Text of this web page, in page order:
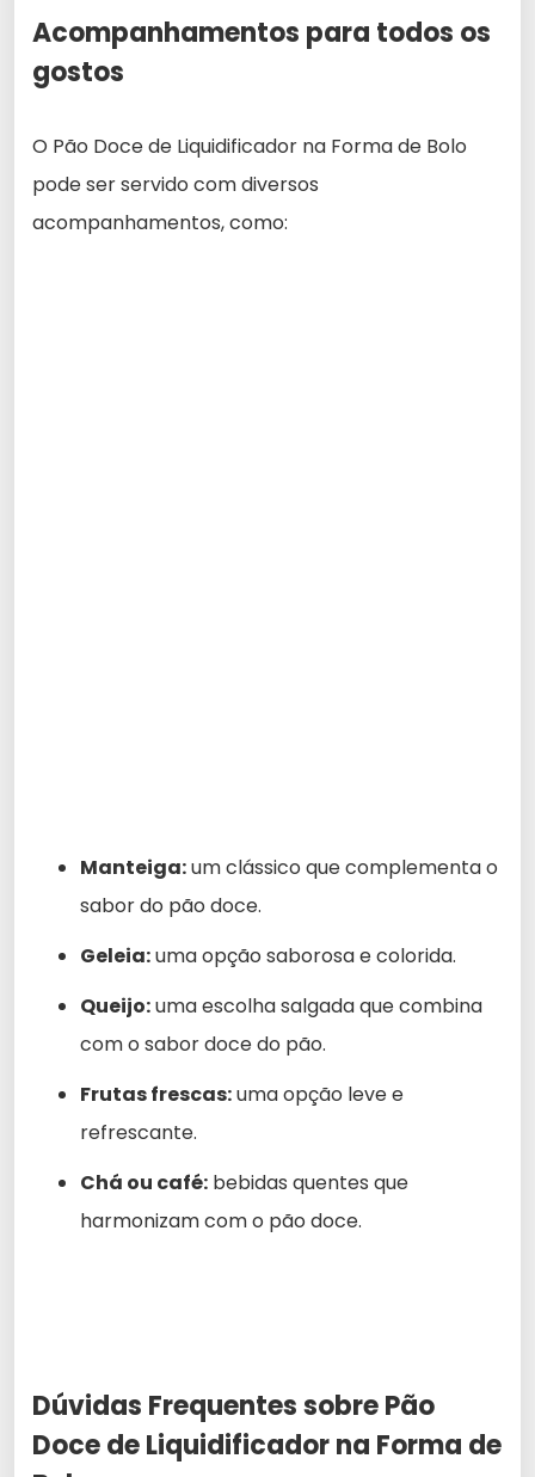
Acompanhamentos para todos os
gostos
O Pão Doce de Liquidificador na Forma de Bolo
pode ser servido com diversos
acompanhamentos, como:
Manteiga:um clássico que complementa o
sabor do pão doce.
Geleia:uma opção saborosa e colorida.
Queijo:uma escolha salgada que combina
com o sabor doce do pão.
Frutas frescas:uma opção leve e
refrescante.
Chá ou café: bebidas quentes que
harmonizam com o pão doce.
Dúvidas Frequentes sobre Pão
Doce de Liquidificador na Forma de